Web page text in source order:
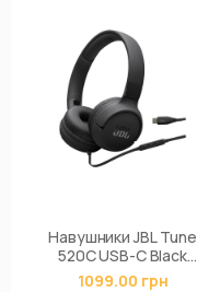
Навушники JBL Tune
520C USB-C Black
(JBLT520CBLK)
1099.00 грн